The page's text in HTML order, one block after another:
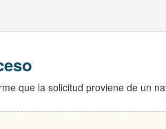
que la solicitud proviene de un